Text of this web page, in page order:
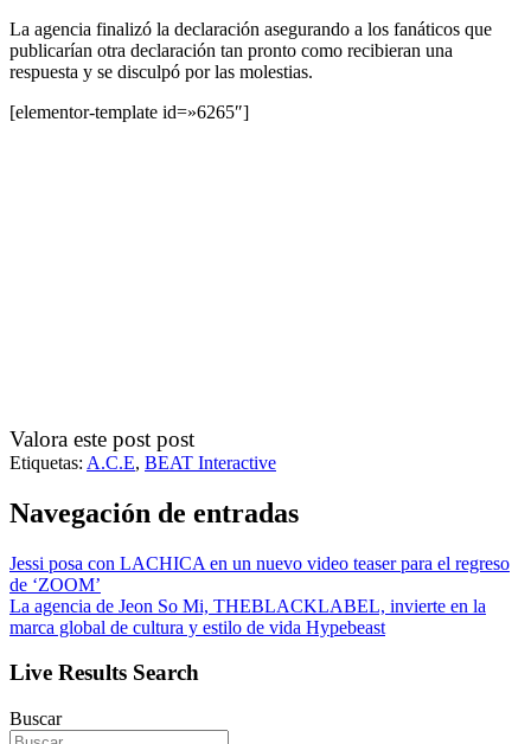
La agencia finalizó la declaración asegurando a los fanáticos que
publicarían otra declaración tan pronto como recibieran una
respuesta y se disculpó por las molestias.
[elementor-template id=»6265″]
Valora este post post
Etiquetas: A.C.E, BEAT Interactive
Navegación de entradas
Jessi posa con LACHICA en un nuevo video teaser para el regreso
de ‘ZOOM’
La agencia de Jeon So Mi, THEBLACKLABEL, invierte en la
marca global de cultura y estilo de vida Hypebeast
Live Results Search
Buscar